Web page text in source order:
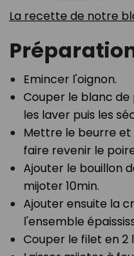
La recette de notre
Emincer l'oignon.⁣
Couper le blanc
les laver puis les
Mettre le beurre et
faire revenir le
Ajouter le bouillon
mijoter 10min.⁣
Ajouter ensuite la
l'ensemble
Couper le filet en 2